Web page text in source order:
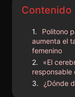
Contenido
Politono
aumenta el
femenino
«El
responsable
¿Dónde